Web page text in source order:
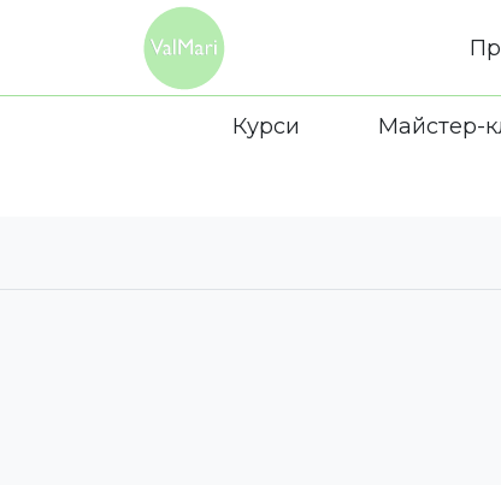
Курси Майстер-